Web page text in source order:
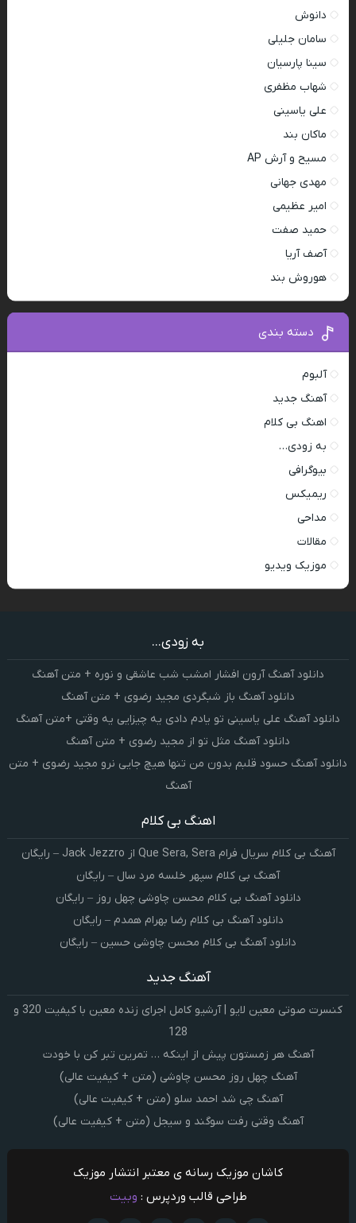
دانوش
سامان جلیلی
سینا پارسیان
شهاب مظفری
علی یاسینی
ماکان بند
مسیح و آرش AP
مهدی جهانی
امیر عظیمی
حمید صفت
آصف آریا
هوروش بند
دسته بندی
آلبوم
آهنگ جدید
اهنگ بی کلام
به زودی…
بیوگرافی
ریمیکس
مداحی
مقالات
موزیک ویدیو
به زودی...
دانلود آهنگ آرون افشار امشب شب عاشقی و نوره + متن آهنگ
دانلود آهنگ باز شبگردی مجید رضوی + متن آهنگ
دانلود آهنگ علی یاسینی تو یادم دادی یه چیزایی یه وقتی +متن آهنگ
دانلود آهنگ مثل تو از مجید رضوی + متن آهنگ
دانلود آهنگ حسود قلبم بدون من تنها هیچ جایی نرو مجید رضوی + متن
آهنگ
اهنگ بی کلام
آهنگ بی کلام سریال فرام Que Sera, Sera از Jack Jezzro – رایگان
آهنگ بی کلام سپهر خلسه مرد سال – رایگان
دانلود آهنگ بی کلام محسن چاوشی چهل روز – رایگان
دانلود آهنگ بی کلام رضا بهرام همدم – رایگان
دانلود آهنگ بی کلام محسن چاوشی حسین – رایگان
آهنگ جدید
کنسرت صوتی معین لایو | آرشیو کامل اجرای زنده معین با کیفیت 320 و
128
آهنگ هر زمستون پیش از اینکه … تمرین تبر کن با خودت
آهنگ چهل روز محسن چاوشی (متن + کیفیت عالی)
آهنگ چی شد احمد سلو (متن + کیفیت عالی)
آهنگ وقتی رفت سوگند و سیجل (متن + کیفیت عالی)
کاشان موزیک رسانه ی معتبر انتشار موزیک
طراحی قالب وردپرس : وبیت